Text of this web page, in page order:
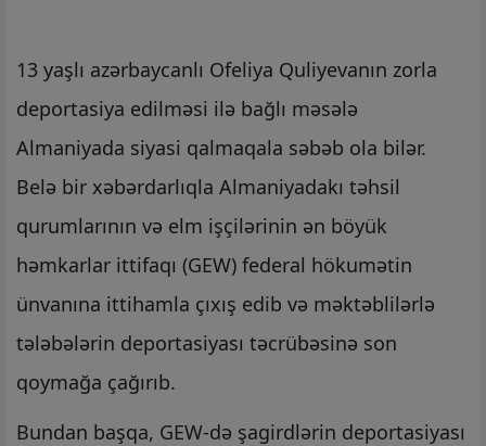
13 yaşlı azərbaycanlı Ofeliya Quliyevanın zorla
deportasiya edilməsi ilə bağlı məsələ
Almaniyada siyasi qalmaqala səbəb ola bilər.
Belə bir xəbərdarlıqla Almaniyadakı təhsil
qurumlarının və elm işçilərinin ən böyük
həmkarlar ittifaqı (GEW) federal hökumətin
ünvanına ittihamla çıxış edib və məktəblilərlə
tələbələrin deportasiyası təcrübəsinə son
qoymağa çağırıb.
Bundan başqa, GEW-də şagirdlərin deportasiyası